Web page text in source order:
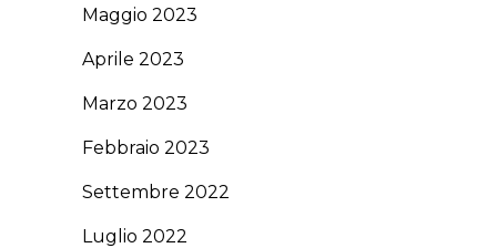
Maggio 2023
Aprile 2023
Marzo 2023
Febbraio 2023
Settembre 2022
Luglio 2022